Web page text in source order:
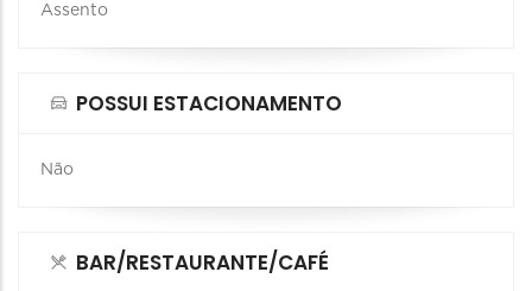
Assento
POSSUI ESTACIONAMENTO
Não
BAR/RESTAURANTE/CAFÉ